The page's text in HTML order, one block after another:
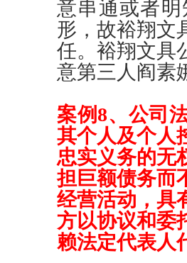
意串通或者
形 ， 故裕翔文
任。 裕翔文具
意第三人阎素
案例8、 公司
其个人及个人
忠实义务的无
担巨额债务而
经营活动 ， 具
方以协议和委
赖法定代表人